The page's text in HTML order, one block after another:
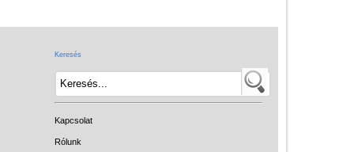
Keresés
Kapcsolat
Rólunk
Intelligens gyurma